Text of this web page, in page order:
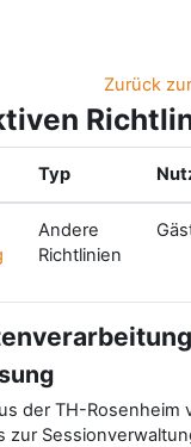
Zurück
Typ
Andere
Richtlinien
der TH-Rosenheim
zur